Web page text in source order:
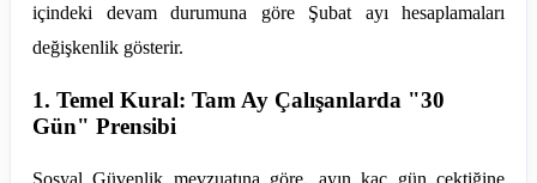
içindeki devam durumuna göre Şubat ayı hesaplamaları
değişkenlik gösterir.
1. Temel Kural: Tam Ay Çalışanlarda "30
Gün" Prensibi